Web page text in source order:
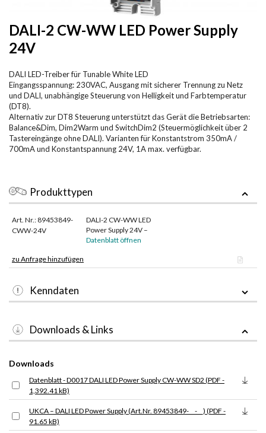
DALI-2 CW-WW LED Power Supply
24V
DALI LED-Treiber für Tunable White LED
Eingangsspannung: 230VAC, Ausgang mit sicherer Trennung zu Netz
und DALI, unabhängige Steuerung von Helligkeit und Farbtemperatur
(DT8).
Alternativ zur DT8 Steuerung unterstützt das Gerät die Betriebsarten:
Balance&Dim, Dim2Warm und SwitchDim2 (Steuermöglichkeit über 2
Tastereingänge ohne DALI). Varianten für Konstantstrom 350mA /
700mA und Konstantspannung 24V, 1A max. verfügbar.
Produkttypen
Art. Nr.: 89453849-
CWW-24V
DALI-2 CW-WW LED
Power Supply 24V –
Datenblatt öffnen
zu Anfrage hinzufügen
Kenndaten
Downloads & Links
Downloads
Datenblatt - D0017 DALI LED Power Supply CW-WW SD2 (PDF -
1,392.41 kB)
UKCA – DALI LED Power Supply (Art.Nr. 89453849-__-__) (PDF -
91.65 kB)